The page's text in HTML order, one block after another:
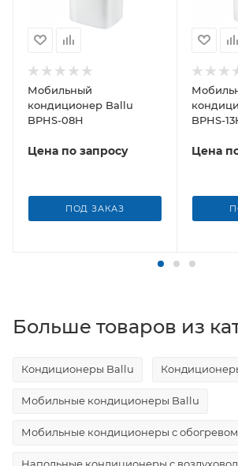
Мобильный
кондиционер Ballu
BPHS-08H
Цена по запросу
ПОД ЗАКАЗ
BPHS-
Цена
Больше товаров из
Кондиционеры Ballu
Мобильные кондиционеры Ballu
Мобильные кондиционеры с обогревом